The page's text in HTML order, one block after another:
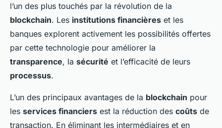
l’un des plus touchés par la révolution de la
blockchain. Les institutions financières et les
banques explorent activement les possibilités offertes
par cette technologie pour améliorer la
transparence, la sécurité et l’efficacité de leurs
processus.
L’un des principaux avantages de la blockchain pour
les services financiers est la réduction des coûts de
transaction. En éliminant les intermédiaires et en